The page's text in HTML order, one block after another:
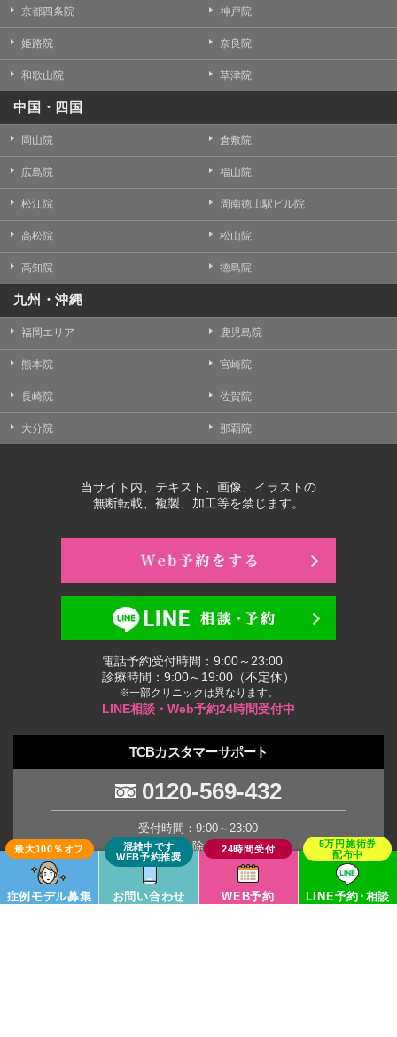
京都四条院 神戸院
姫路院 奈良院
和歌山院 草津院
中国・四国
岡山院 倉敷院
広島院 福山院
松江院 周南徳山駅ビル院
高松院 松山院
高知院 徳島院
九州・沖縄
福岡エリア 鹿児島院
熊本院 宮崎院
長崎院 佐賀院
大分院 那覇院
当サイト内、テキスト、画像、イラストの
無断転載、複製、加工等を禁じます。
電話予約受付時間：9:00～23:00
診療時間：9:00～19:00（不定休）
※一部クリニックは異なります。
LINE相談・Web予約24時間受付中
TCBカスタマーサポート
0120-569-432
受付時間：9:00～23:00
(年末年始を除く土日祝日)
※臨時休業の場合がございます。
症例モデル募集 お問い合わせ WEB予約 LINE予約･相談